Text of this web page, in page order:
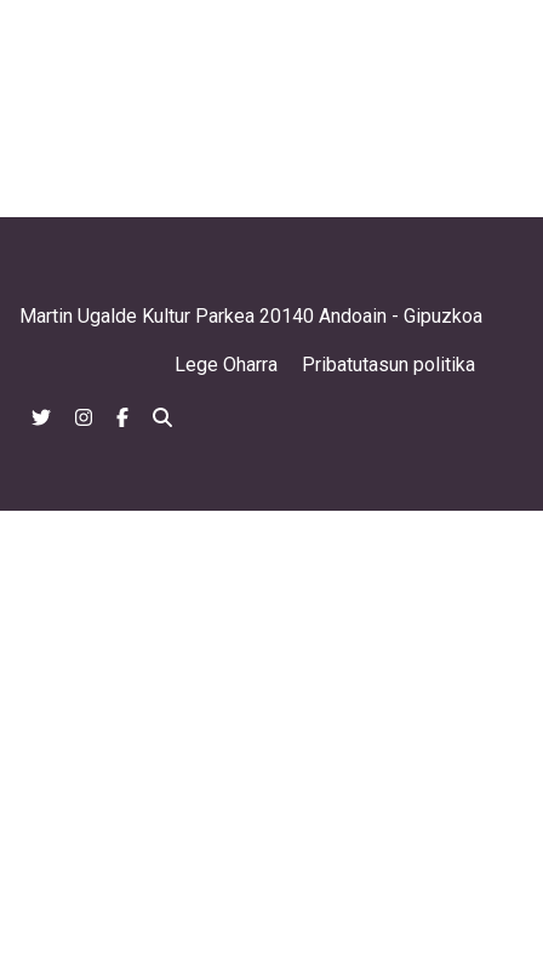
Martin Ugalde Kultur Parkea 20140 Andoain - Gipuzkoa
Lege Oharra Pribatutasun politika
@ehbilgunefeminista
@bilgune_feminista
@bilgune.feminista